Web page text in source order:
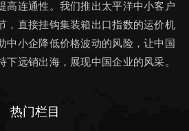
高连通性。我们推出太平洋中小客户
，直接挂钩集装箱出口指数的运价机
中小企降低价格波动的风险，让中国
下远销出海，展现中国企业的风采。
热门栏目